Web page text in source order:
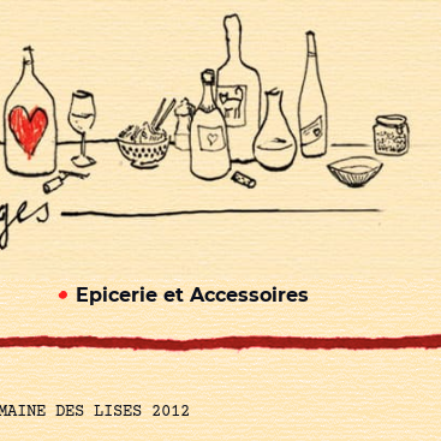
Epicerie et Accessoires
DES LISES 2012